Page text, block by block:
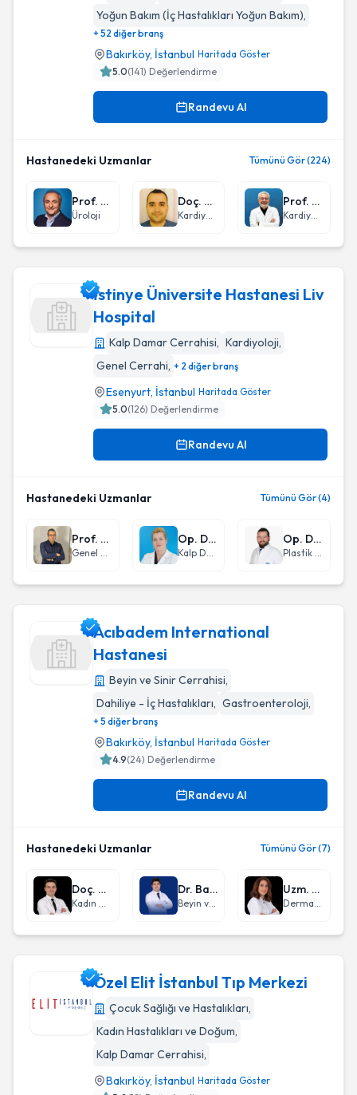
Yoğun Bakım (İç Hastalıkları Yoğun Bakım),
+ 52 diğer branş
Bakırköy, İstanbul Haritada Göster
5.0(141) Değerlendirme
Randevu Al
Hastanedeki Uzmanlar Tümünü Gör (224)
Prof. Dr. Mustafa Kadıhasanoğlu
Üroloji
Doç. Dr. Şükrü Arslan
Kardiyoloji
Prof. Dr. Mehmet Hakan Karpuz
Kardiyoloji
İstinye Üniversite Hastanesi Liv
Hospital
Kalp Damar Cerrahisi, Kardiyoloji,
Genel Cerrahi, + 2 diğer branş
Esenyurt, İstanbul Haritada Göster
5.0(126) Değerlendirme
Randevu Al
Hastanedeki Uzmanlar Tümünü Gör (4)
Prof. Dr. Ümit Koç
Genel Cerrahi
Op. Dr. Natalya Avincan
Kalp Damar Cerrahisi
Op. Dr. Mehmet Emre Yeğin
Plastik Rekonstrüktif ve Estetik Cerrahi
Acıbadem International Hastanesi
Acıbadem International
Hastanesi
Beyin ve Sinir Cerrahisi,
Dahiliye - İç Hastalıkları, Gastroenteroloji,
+ 5 diğer branş
Bakırköy, İstanbul Haritada Göster
4.9(24) Değerlendirme
Randevu Al
Hastanedeki Uzmanlar Tümünü Gör (7)
Doç. Dr. Mehmet Ferdi Kıncı
Kadın Hastalıkları ve Doğum
Dr. Barış Peker
Beyin ve Sinir Cerrahisi
Uzm. Dr. Şenay Ağırgöl
Dermatoloji
Özel Elit İstanbul Tıp Merkezi
Çocuk Sağlığı ve Hastalıkları,
Kadın Hastalıkları ve Doğum,
Kalp Damar Cerrahisi,
Bakırköy, İstanbul Haritada Göster